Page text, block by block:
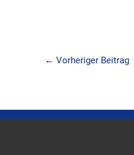
← Vorheriger Beitrag